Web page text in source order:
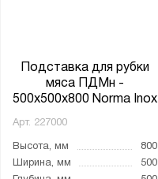
Подставка для рубки
мяса ПДМн -
500x500x800 Norma Inox
Арт. 227000
Высота, мм
800
Ширина, мм
500